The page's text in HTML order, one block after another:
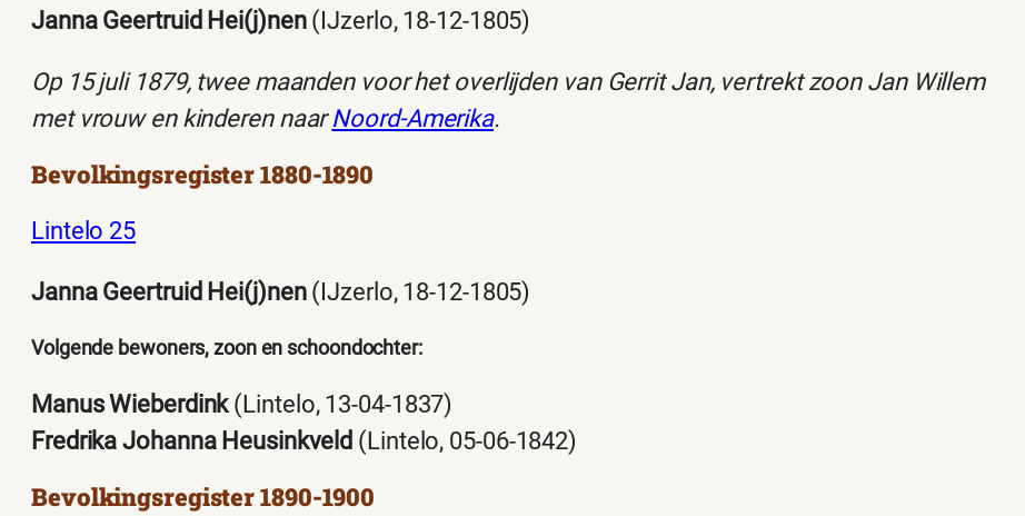
Janna Geertruid Hei(j)nen(IJzerlo, 18-12-1805)
Op 15 juli 1879, twee maanden voor het overlijden van Gerrit Jan, vertrekt zoon Jan Willem
met vrouw en kinderen naarNoord-Amerika.
Bevolkingsregister 1880-1890
Lintelo 25
Janna Geertruid Hei(j)nen(IJzerlo, 18-12-1805)
Volgende bewoners, zoon en schoondochter:
Manus Wieberdink(Lintelo, 13-04-1837)
Fredrika Johanna Heusinkveld (Lintelo, 05-06-1842)
Bevolkingsregister 1890-1900